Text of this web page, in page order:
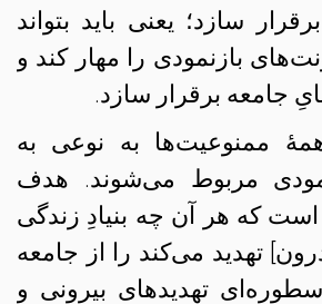
سازد؛ یعنی باید بتواند
بازنمودی را مهار کند و
جامعه برقرار سازد.
ممنوعیت‌ها به نوعی به
مربوط می‌شوند. هدف
که هر آن چه بنیادِ زندگی
تهدید می‌کند را از جامعه
تهدیدهای بیرونی و